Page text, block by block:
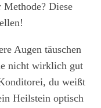
Diese
Augen täuschen
nicht wirklich gut
du weißt
Heilstein optisch